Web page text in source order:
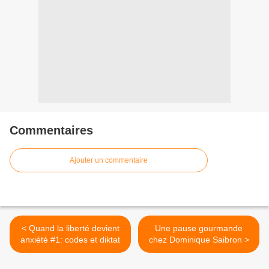
Commentaires
Ajouter un commentaire
< Quand la liberté devient
anxiété #1: codes et diktat
Une pause gourmande
chez Dominique Saibron >